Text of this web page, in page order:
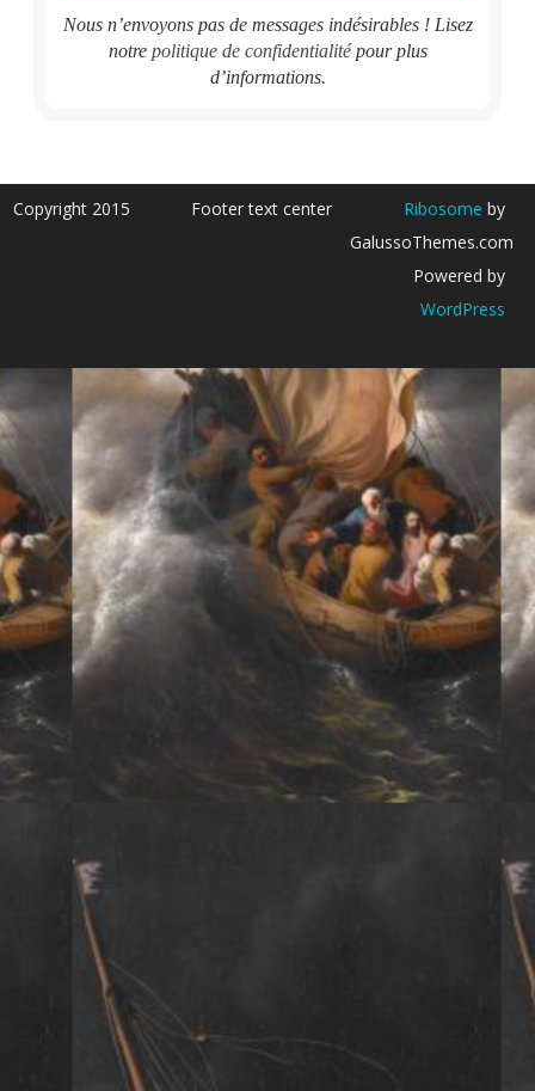
Nous n’envoyons pas de messages indésirables ! Lisez
notre politique de confidentialitépour plus
d’informations.
Copyright 2015 Footer text center Ribosome by
GalussoThemes.com
Powered by
WordPress